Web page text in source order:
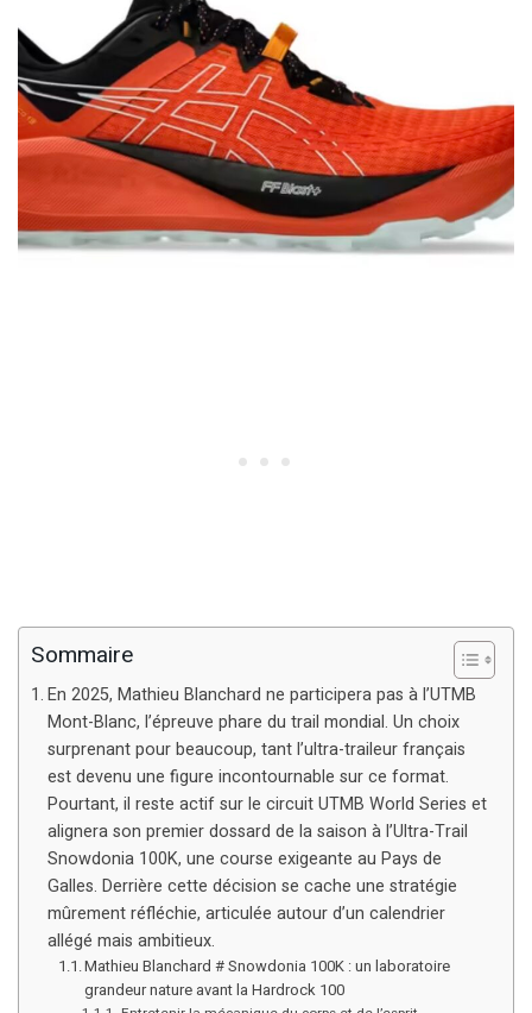
Sommaire
En 2025, Mathieu Blanchard ne participera pas à l’UTMB
Mont-Blanc, l’épreuve phare du trail mondial. Un choix
surprenant pour beaucoup, tant l’ultra-traileur français
est devenu une figure incontournable sur ce format.
Pourtant, il reste actif sur le circuit UTMB World Series et
alignera son premier dossard de la saison à l’Ultra-Trail
Snowdonia 100K, une course exigeante au Pays de
Galles. Derrière cette décision se cache une stratégie
mûrement réfléchie, articulée autour d’un calendrier
allégé mais ambitieux.
Mathieu Blanchard # Snowdonia 100K : un laboratoire
grandeur nature avant la Hardrock 100